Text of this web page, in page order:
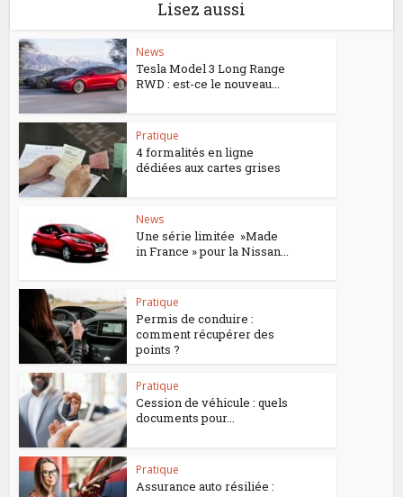
Lisez aussi
News
Tesla Model 3 Long Range
RWD : est-ce le nouveau...
Pratique
4 formalités en ligne
dédiées aux cartes grises
News
Une série limitée »Made
in France » pour la Nissan...
Pratique
Permis de conduire :
comment récupérer des
points ?
Pratique
Cession de véhicule : quels
documents pour...
Pratique
Assurance auto résiliée :